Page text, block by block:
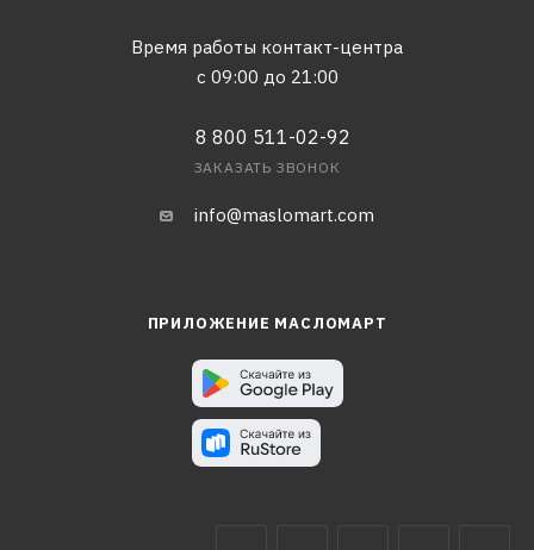
Время работы контакт-центра
с 09:00 до 21:00
8 800 511-02-92
ЗАКАЗАТЬ ЗВОНОК
info@maslomart.com
ПРИЛОЖЕНИЕ МАСЛОМАРТ